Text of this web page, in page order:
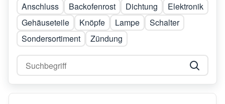
Anschluss
Backofenrost Dichtung
Elektronik
Gehäuseteile
Knöpfe Lampe
Schalter
Sondersortiment
Zündung